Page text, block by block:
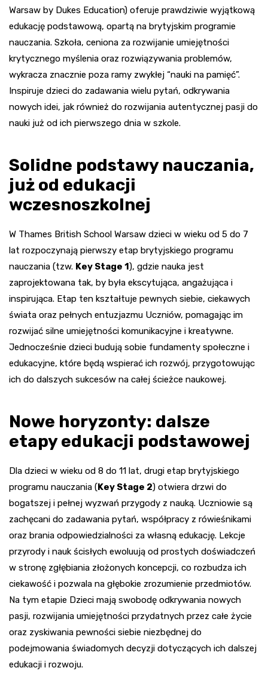
Warsaw by Dukes Education) oferuje prawdziwie wyjątkową
edukację podstawową, opartą na brytyjskim programie
nauczania. Szkoła, ceniona za rozwijanie umiejętności
krytycznego myślenia oraz rozwiązywania problemów,
wykracza znacznie poza ramy zwykłej “nauki na pamięć”.
Inspiruje dzieci do zadawania wielu pytań, odkrywania
nowych idei, jak również do rozwijania autentycznej pasji do
nauki już od ich pierwszego dnia w szkole.
Solidne podstawy nauczania,
już od edukacji
wczesnoszkolnej
W Thames British School Warsaw dzieci w wieku od 5 do 7
lat rozpoczynają pierwszy etap brytyjskiego programu
nauczania (tzw. Key Stage 1), gdzie nauka jest
zaprojektowana tak, by była ekscytująca, angażująca i
inspirująca. Etap ten kształtuje pewnych siebie, ciekawych
świata oraz pełnych entuzjazmu Uczniów, pomagając im
rozwijać silne umiejętności komunikacyjne i kreatywne.
Jednocześnie dzieci budują sobie fundamenty społeczne i
edukacyjne, które będą wspierać ich rozwój, przygotowując
ich do dalszych sukcesów na całej ścieżce naukowej.
Nowe horyzonty: dalsze
etapy edukacji podstawowej
Dla dzieci w wieku od 8 do 11 lat, drugi etap brytyjskiego
programu nauczania (Key Stage 2) otwiera drzwi do
bogatszej i pełnej wyzwań przygody z nauką. Uczniowie są
zachęcani do zadawania pytań, współpracy z rówieśnikami
oraz brania odpowiedzialności za własną edukację. Lekcje
przyrody i nauk ścisłych ewoluują od prostych doświadczeń
w stronę zgłębiania złożonych koncepcji, co rozbudza ich
ciekawość i pozwala na głębokie zrozumienie przedmiotów.
Na tym etapie Dzieci mają swobodę odkrywania nowych
pasji, rozwijania umiejętności przydatnych przez całe życie
oraz zyskiwania pewności siebie niezbędnej do
podejmowania świadomych decyzji dotyczących ich dalszej
edukacji i rozwoju.